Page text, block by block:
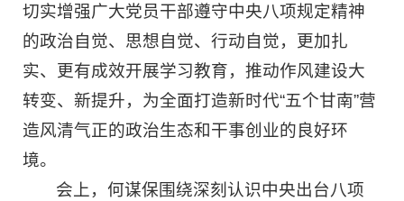
切实增强广大党员干部遵守中央八项规定精神
的政治自觉、思想自觉、行动自觉，更加扎
实、更有成效开展学习教育，推动作风建设大
转变、新提升，为全面打造新时代“五个甘南”营
造风清气正的政治生态和干事创业的良好环
境。
会上，何谋保围绕深刻认识中央出台八项